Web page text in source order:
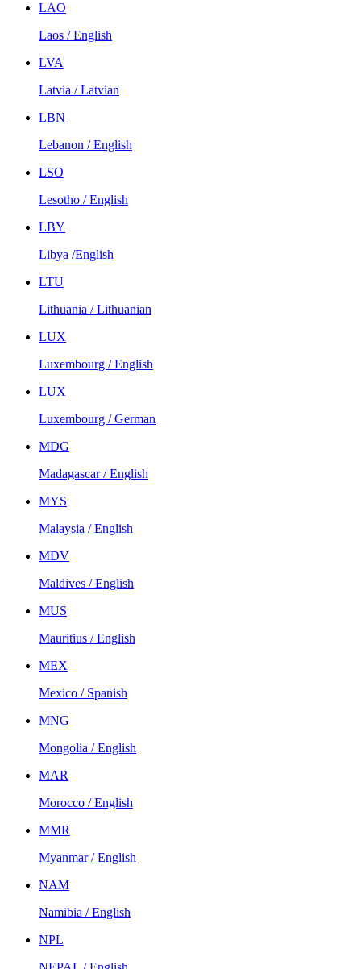
LAO
Laos / English
LVA
Latvia / Latvian
LBN
Lebanon / English
LSO
Lesotho / English
LBY
Libya /English
LTU
Lithuania / Lithuanian
LUX
Luxembourg / English
LUX
Luxembourg / German
MDG
Madagascar / English
MYS
Malaysia / English
MDV
Maldives / English
MUS
Mauritius / English
MEX
Mexico / Spanish
MNG
Mongolia / English
MAR
Morocco / English
MMR
Myanmar / English
NAM
Namibia / English
NPL